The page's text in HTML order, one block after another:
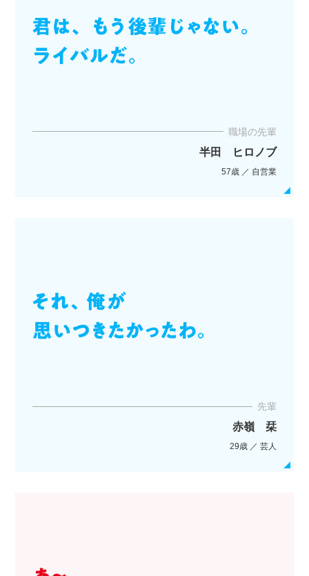
職場の先輩
半田 ヒロノブ
57歳 ／ 自営業
先輩
赤嶺 栞
29歳 ／ 芸人